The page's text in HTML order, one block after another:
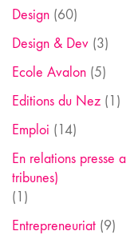
Design (60)
Design & Dev (3)
Ecole Avalon (5)
Editions du Nez (1)
Emploi (14)
En relations presse
tribunes)
(1)
Entrepreneuriat (9)